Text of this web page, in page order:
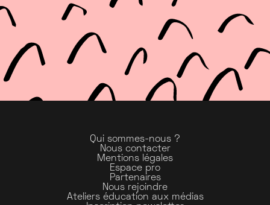
Qui sommes-nous ?
Nous contacter
Mentions légales
Espace pro
Partenaires
Nous rejoindre
Ateliers éducation aux médias